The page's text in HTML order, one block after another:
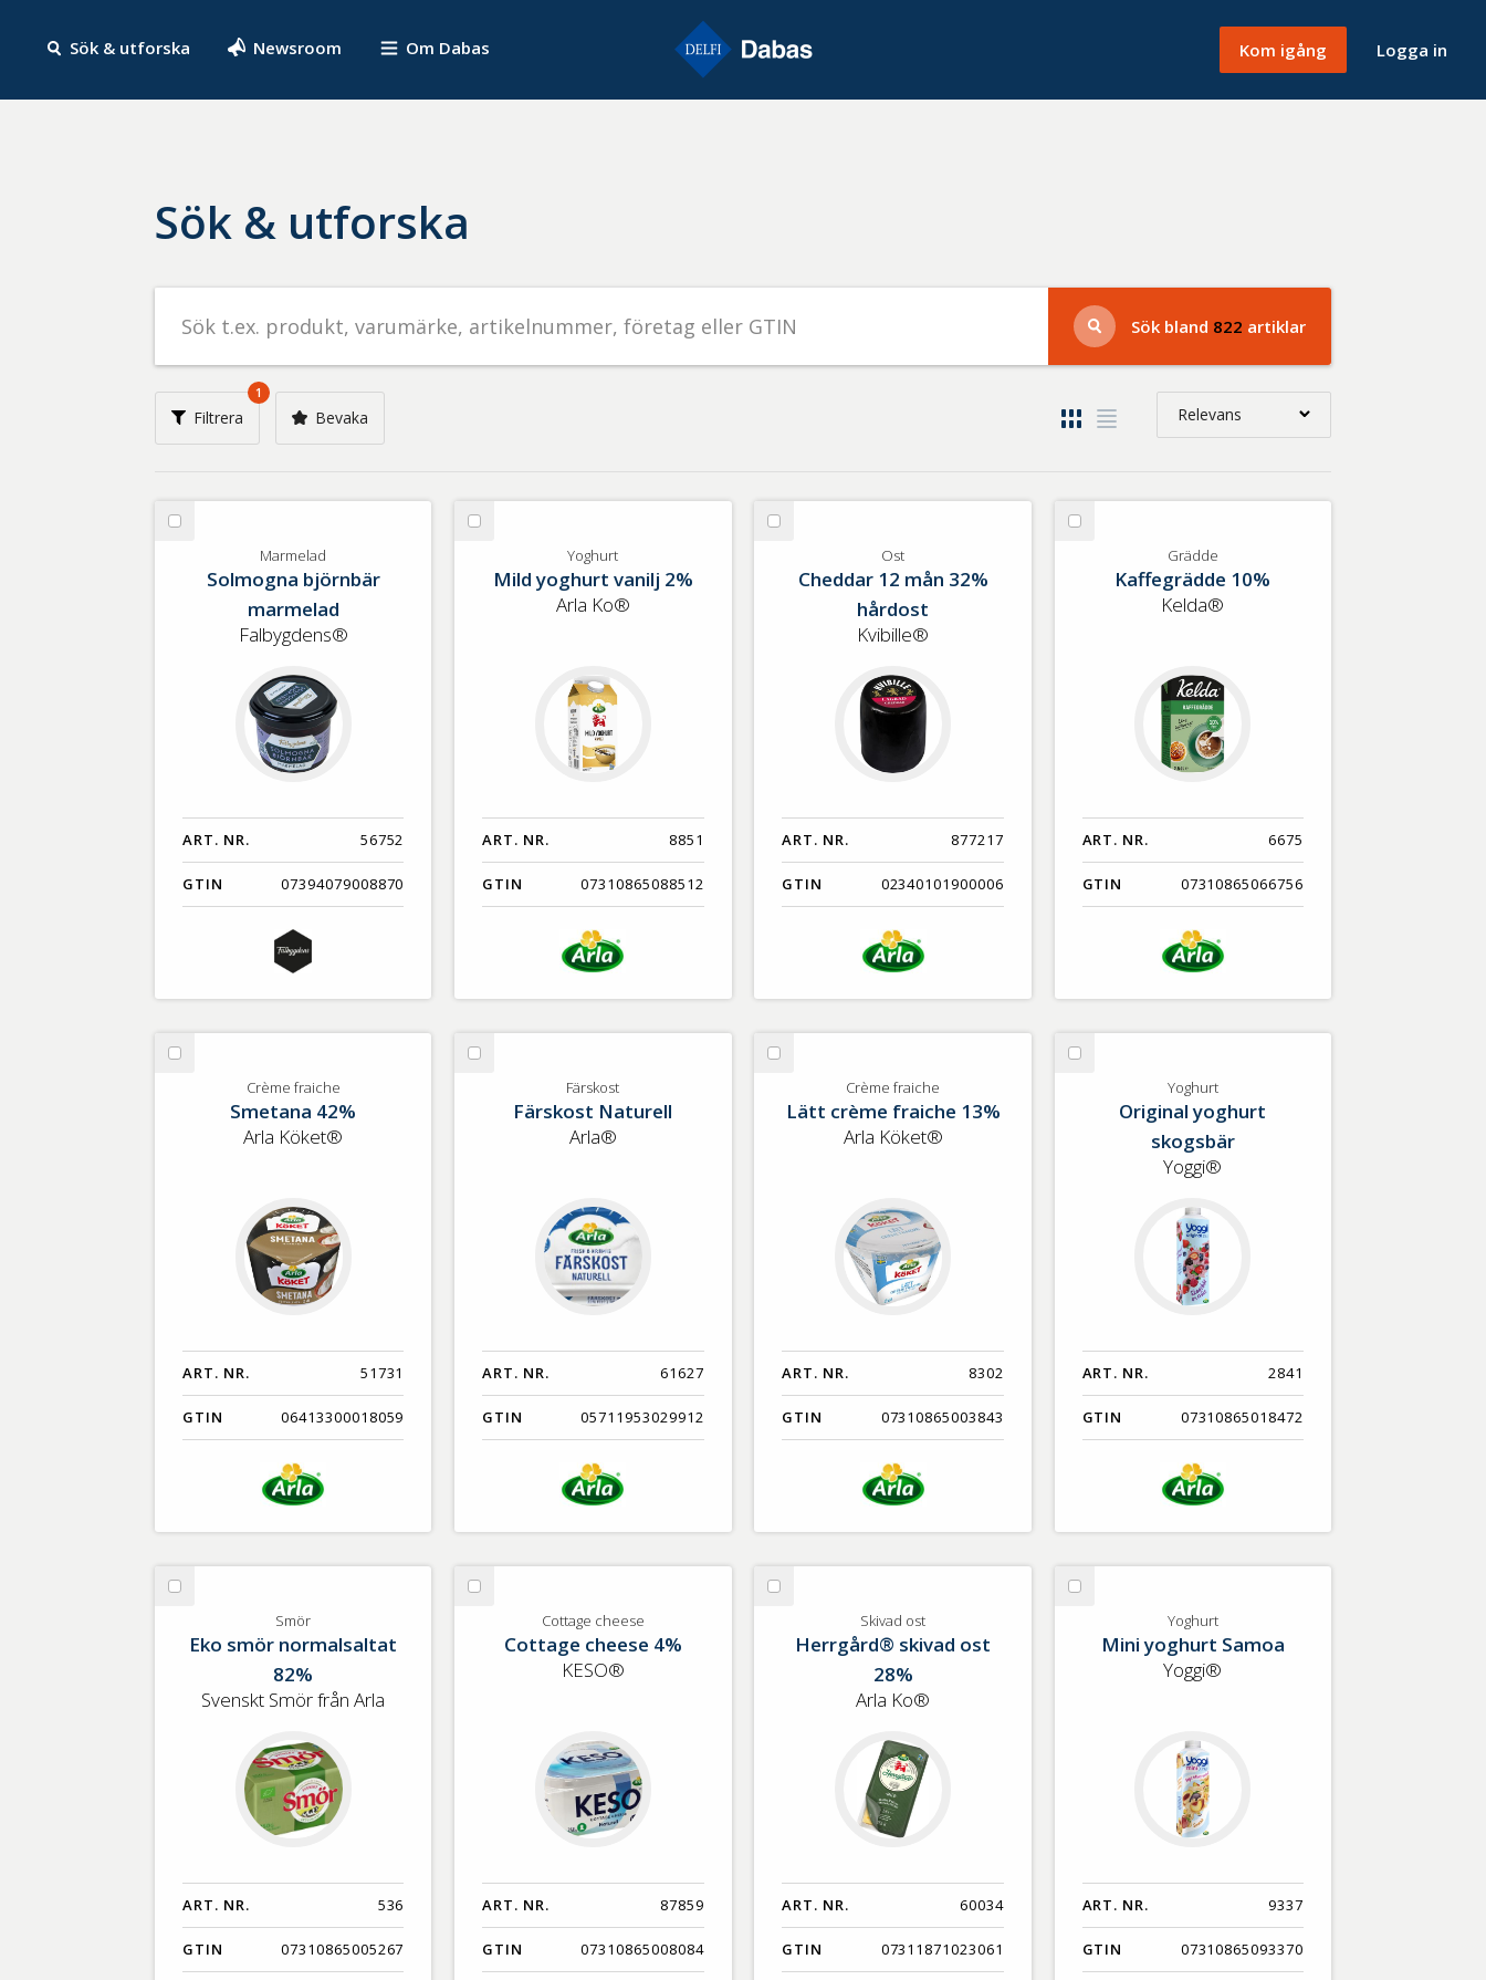
Sök & utforska Newsroom Om Dabas Kom igång Logga in
Sök & utforska
Sök
livsmedel
på
t.ex.
produkt,
varumärke,
GTIN
Sök bland 822 artiklar
Filtrera
1
Bevaka Relevans
Nyaste
Benämning A-Ö
Varumärken A-Ö
GTIN
Med bild först
Välj
Marmelad
Solmogna björnbär
marmelad
Falbygdens®
ART. NR. 56752
GTIN 07394079008870
Välj
Yoghurt
Mild yoghurt vanilj 2%
Arla Ko®
ART. NR. 8851
GTIN 07310865088512
Välj
Ost
Cheddar 12 mån 32%
hårdost
Kvibille®
ART. NR. 877217
GTIN 02340101900006
Välj
Grädde
Kaffegrädde 10%
Kelda®
ART. NR. 6675
GTIN 07310865066756
Välj
fraiche
Crème fraiche
Smetana 42%
Arla Köket®
ART. NR. 51731
GTIN 06413300018059
Välj
Färskost
Färskost Naturell
Arla®
ART. NR. 61627
GTIN 05711953029912
Välj
fraiche
Crème fraiche
Lätt crème fraiche 13%
Arla Köket®
ART. NR. 8302
GTIN 07310865003843
Välj
Yoghurt
Original yoghurt
skogsbär
Yoggi®
ART. NR. 2841
GTIN 07310865018472
Välj
Smör
Eko smör normalsaltat
82%
Svenskt Smör från Arla
ART. NR. 536
GTIN 07310865005267
Välj
cheese
Cottage cheese
Cottage cheese 4%
KESO®
ART. NR. 87859
GTIN 07310865008084
Välj
Skivad ost
Herrgård® skivad ost
28%
Arla Ko®
ART. NR. 60034
GTIN 07311871023061
Välj
Yoghurt
Mini yoghurt Samoa
Yoggi®
ART. NR. 9337
GTIN 07310865093370